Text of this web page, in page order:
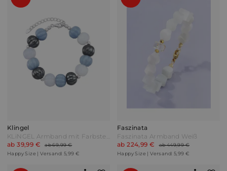
Klingel
KLiNGEL Armband mit Farbsteinen Blau
ab 39,99 €
ab 69,99 €
Happy Size | Versand: 5,99 €
Faszinata
Faszinata Armband Weiß
ab 224,99 €
ab 449,99 €
Happy Size | Versand: 5,99 €